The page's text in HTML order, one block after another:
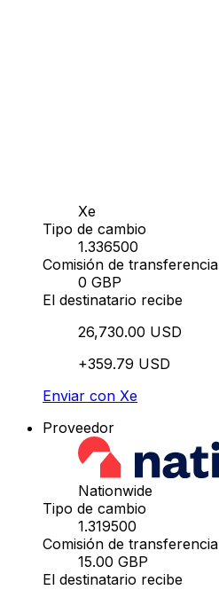
Xe
Tipo de cambio
1.336500
Comisión de transferencia
0 GBP
El destinatario recibe
26,730.00 USD
+359.79 USD
Enviar con Xe
Proveedor
Nationwide
Tipo de cambio
1.319500
Comisión de transferencia
15.00 GBP
El destinatario recibe